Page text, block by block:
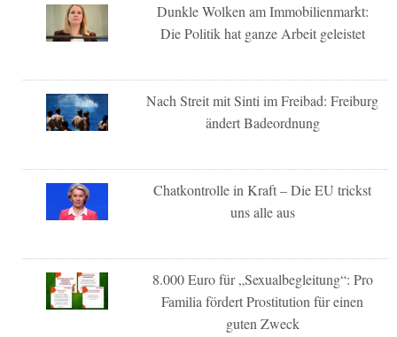
Dunkle Wolken am Immobilienmarkt:
Die Politik hat ganze Arbeit geleistet
Nach Streit mit Sinti im Freibad: Freiburg
ändert Badeordnung
Chatkontrolle in Kraft – Die EU trickst
uns alle aus
8.000 Euro für „Sexualbegleitung“: Pro
Familia fördert Prostitution für einen
guten Zweck